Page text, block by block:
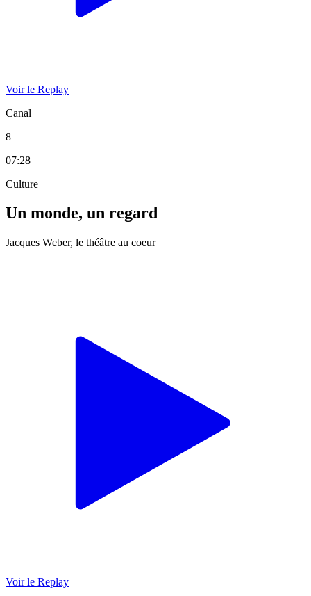
Voir le Replay
Canal
8
07:28
Culture
Un monde, un regard
Jacques Weber, le théâtre au coeur
Voir le Replay